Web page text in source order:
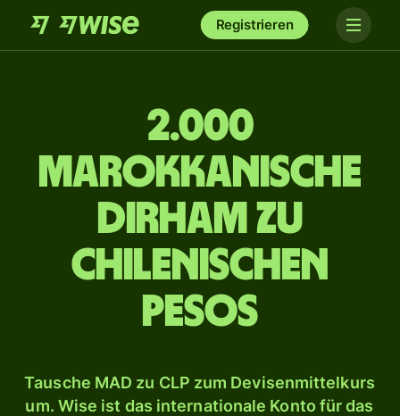
Registrieren
2.000
marokkanische
Dirham zu
chilenischen
Pesos
Tausche MAD zu CLP zum Devisenmittelkurs
um. Wise ist das internationale Konto für das